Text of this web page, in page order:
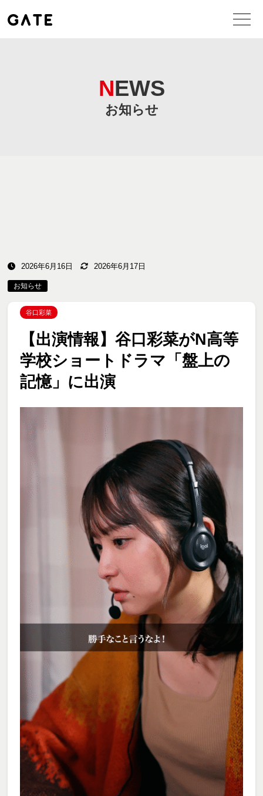
NEWS
お知らせ
2026年6月16日 2026年6月17日
お知らせ
谷口彩菜
【出演情報】谷口彩菜がN高等
学校ショートドラマ「盤上の
記憶」に出演